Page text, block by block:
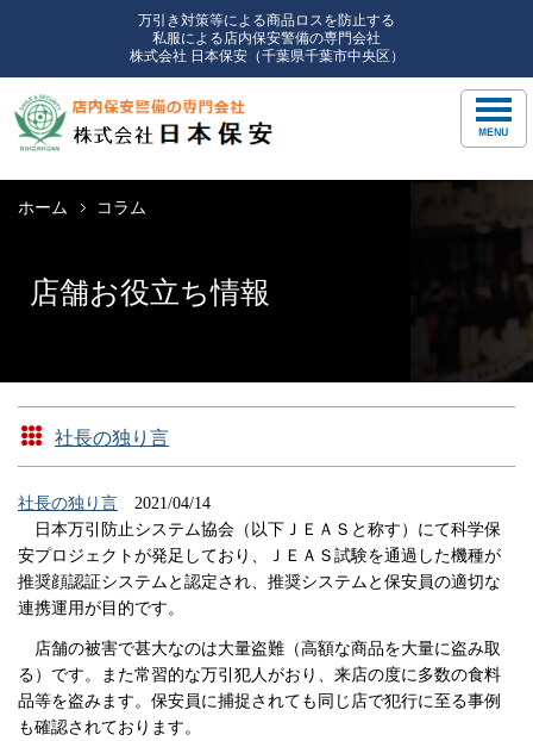
万引き対策等による商品ロスを防止する
私服による店内保安警備の専門会社
株式会社 日本保安（千葉県千葉市中央区）
ホーム コラム
店舗お役立ち情報
社長の独り言
社長の独り言 2021/04/14
日本万引防止システム協会（以下ＪＥＡＳと称す）にて科学保
安プロジェクトが発足しており、ＪＥＡＳ試験を通過した機種が
推奨顔認証システムと認定され、推奨システムと保安員の適切な
連携運用が目的です。
店舗の被害で甚大なのは大量盗難（高額な商品を大量に盗み取
る）です。また常習的な万引犯人がおり、来店の度に多数の食料
品等を盗みます。保安員に捕捉されても同じ店で犯行に至る事例
も確認されております。